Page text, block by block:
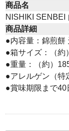
商品名
NISHIKI SENBEI
商品詳細
●内容量：錦煎餅
●箱サイズ：（約
●重量：（約）
●アレルゲン（特
●賞味期限まで40